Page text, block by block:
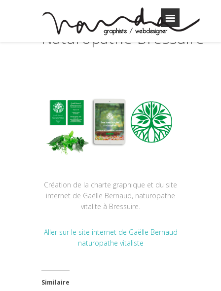
Naturopathe Bressuire
Création de la charte graphique et du site
internet de Gaëlle Bernaud, naturopathe
vitalite à Bressuire.
Aller sur le site internet de Gaëlle Bernaud
naturopathe vitaliste
Similaire